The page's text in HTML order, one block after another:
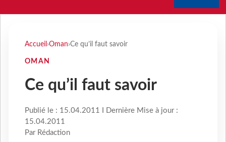
Accueil ›Oman›Ce qu’il faut savoir
OMAN
Ce qu’il faut savoir
Publié le : 15.04.2011 I Dernière Mise à jour :
15.04.2011
Par Rédaction